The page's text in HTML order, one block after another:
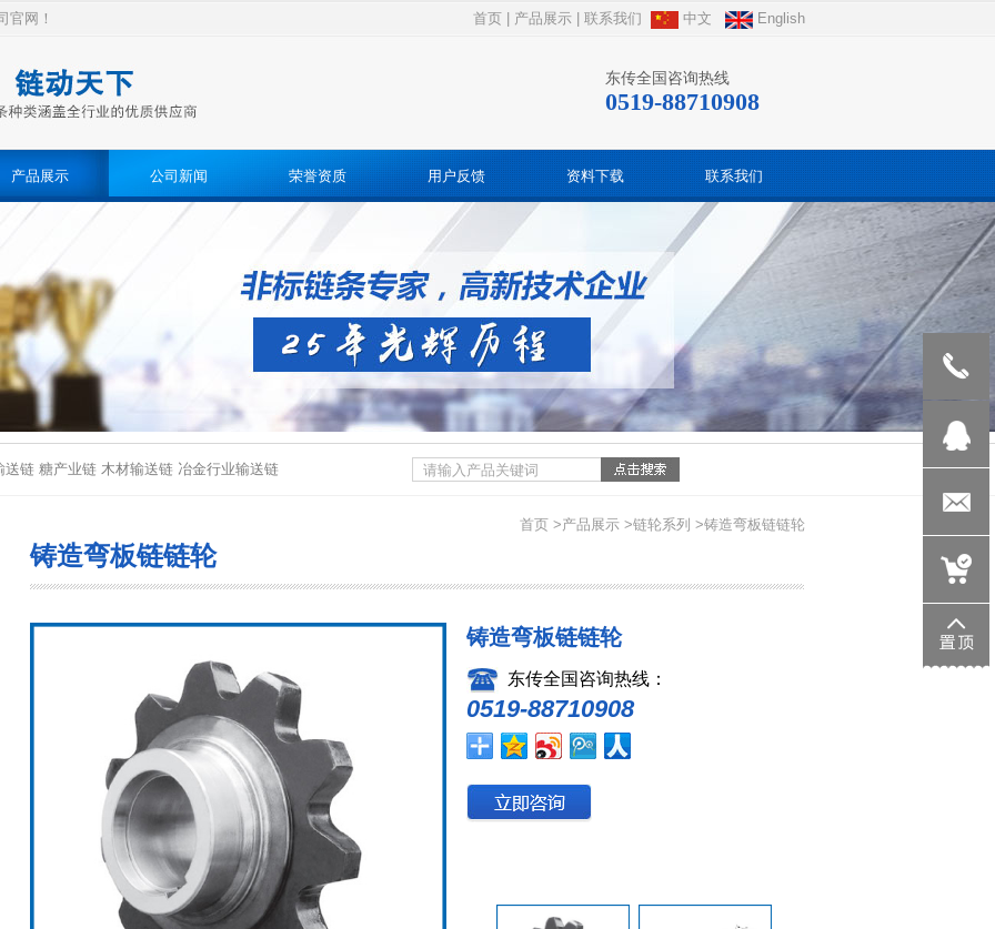
官网！ 首页 产品展示 联系我们 中文 English
东传全国咨询热线
0519-88710908
产品展示 公司新闻 荣誉资质 用户反馈 资料下载 联系我们
送链 糖产业链 木材输送链 冶金行业输送链
首页 >产品展示 >链轮系列 >铸造弯板链链轮
铸造弯板链链轮
铸造弯板链链轮
东传全国咨询热线：
0519-88710908
705533146